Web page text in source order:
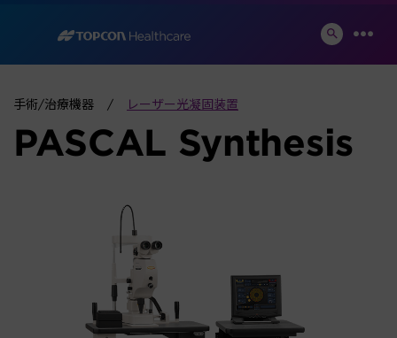
content
検
索
メ
手術/治療機器 レーザー光凝固装置
PASCAL Synthesis